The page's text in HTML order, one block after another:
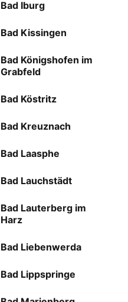
Bad Iburg
Bad Kissingen
Bad Königshofen im
Grabfeld
Bad Köstritz
Bad Kreuznach
Bad Laasphe
Bad Lauchstädt
Bad Lauterberg im
Harz
Bad Liebenwerda
Bad Lippspringe